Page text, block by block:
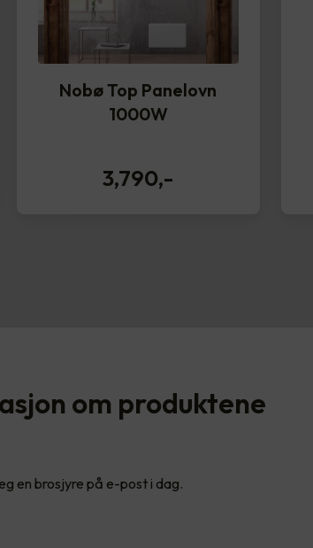
Nobø Top Panelovn
1000W
3,790,-
om produktene
en brosjyre på e-post i dag.